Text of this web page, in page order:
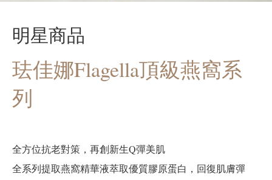
明星商品
珐佳娜Flagella頂級燕窩系
列
全方位抗老對策，再創新生Q彈美肌
全系列提取燕窩精華液萃取優質膠原蛋白，回復肌膚彈